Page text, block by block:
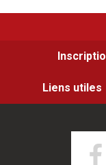
Liens utiles